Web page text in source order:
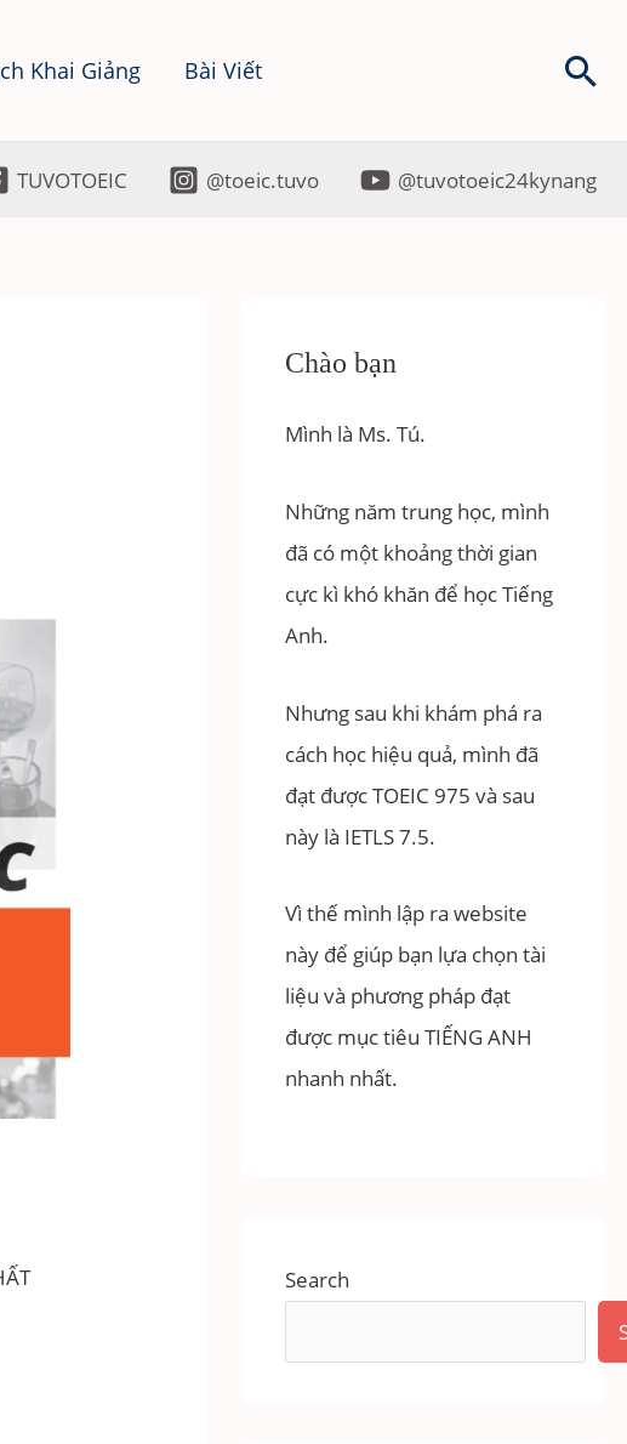
Khai Giảng Bài Viết
TUVOTOEIC @toeic.tuvo @tuvotoeic24kynang
Chào bạn
Mình là Ms. Tú.
Những năm trung học, mình
đã có một khoảng thời gian
cực kì khó khăn để học Tiếng
Anh.
Nhưng sau khi khám phá ra
cách học hiệu quả, mình đã
đạt được TOEIC 975 và sau
này là IETLS 7.5.
Vì thế mình lập ra website
này để giúp bạn lựa chọn tài
liệu và phương pháp đạt
được mục tiêu TIẾNG ANH
nhanh nhất.
Search